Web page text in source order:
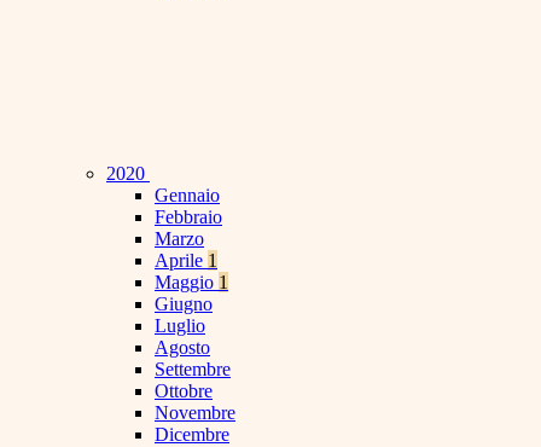
2020
Gennaio
Febbraio
Marzo
Aprile 1
Maggio 1
Giugno
Luglio
Agosto
Settembre
Ottobre
Novembre
Dicembre